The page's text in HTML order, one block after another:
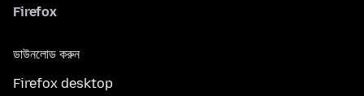
Firefox
ডাউনলোড করুন
Firefox desktop